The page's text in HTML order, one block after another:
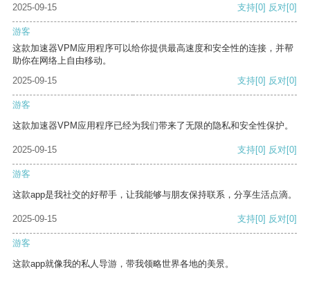
2025-09-15
支持[0] 反对[0]
游客
这款加速器VPM应用程序可以给你提供最高速度和安全性的连接，并帮
助你在网络上自由移动。
2025-09-15
支持[0] 反对[0]
游客
这款加速器VPM应用程序已经为我们带来了无限的隐私和安全性保护。
2025-09-15 支持[0] 反对[0]
游客
这款app是我社交的好帮手，让我能够与朋友保持联系，分享生活点滴。
2025-09-15 支持[0] 反对[0]
游客
这款app就像我的私人导游，带我领略世界各地的美景。